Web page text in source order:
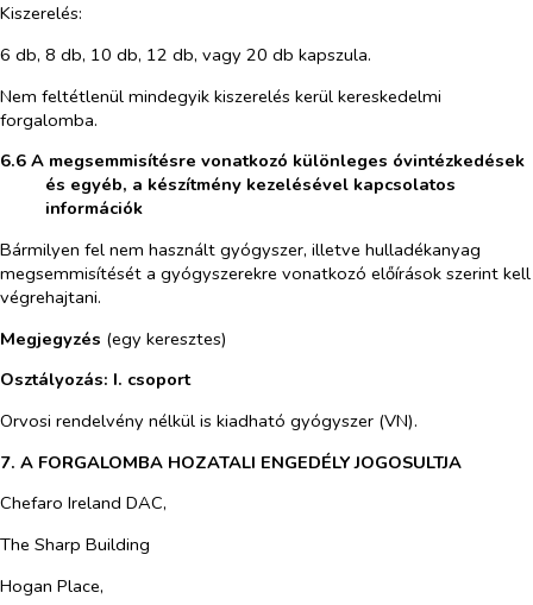
Kiszerelés:
6 db, 8 db, 10 db, 12 db, vagy 20 db kapszula.
Nem feltétlenül mindegyik kiszerelés kerül kereskedelmi
forgalomba.
6.6 A megsemmisítésre vonatkozó különleges óvintézkedések
és egyéb, a készítmény kezelésével kapcsolatos
információk
Bármilyen fel nem használt gyógyszer, illetve hulladékanyag
megsemmisítését a gyógyszerekre vonatkozó előírások szerint kell
végrehajtani.
Megjegyzés (egy keresztes)
Osztályozás: I. csoport
Orvosi rendelvény nélkül is kiadható gyógyszer (VN).
7. A FORGALOMBA HOZATALI ENGEDÉLY JOGOSULTJA
Chefaro Ireland DAC,
The Sharp Building
Hogan Place,